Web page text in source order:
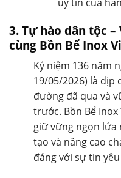
3. Tự hào dân tộc
cùng Bồn Bể Inox
Kỷ niệm 136 năm
19/05/2026) là dịp
đường đã qua và
trước. Bồn Bể
giữ vững ngọn lửa
tạo và nâng cao
đáng với sự tin